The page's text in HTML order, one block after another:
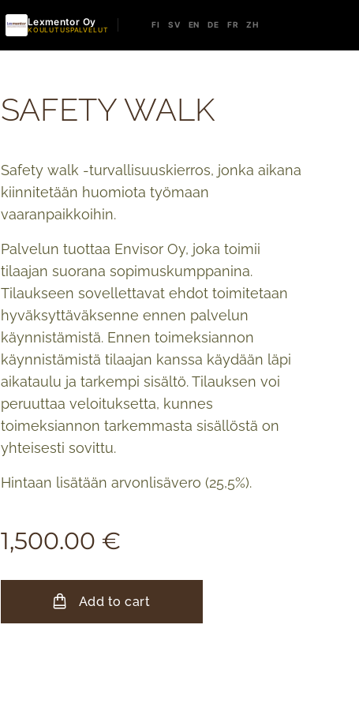
Lexmentor Oy
KOULUTUSPALVELUT
FI SV EN DE FR ZH
SAFETY WALK
Safety walk -turvallisuuskierros, jonka aikana
kiinnitetään huomiota työmaan
vaaranpaikkoihin.
Palvelun tuottaa Envisor Oy, joka toimii
tilaajan suorana sopimuskumppanina.
Tilaukseen sovellettavat ehdot toimitetaan
hyväksyttäväksenne ennen palvelun
käynnistämistä. Ennen toimeksiannon
käynnistämistä tilaajan kanssa käydään läpi
aikataulu ja tarkempi sisältö. Tilauksen voi
peruuttaa veloituksetta, kunnes
toimeksiannon tarkemmasta sisällöstä on
yhteisesti sovittu.
Hintaan lisätään arvonlisävero (25,5%).
1,500.00 €
Add to cart